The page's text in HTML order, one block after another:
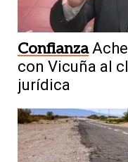
Confianza
con Vicuña al
jurídica